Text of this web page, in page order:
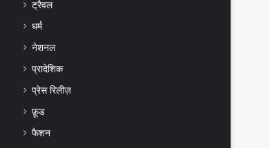
ट्रैवल
धर्म
नेशनल
प्रादेशिक
प्रेस रिलीज़
फ़ूड
फैशन